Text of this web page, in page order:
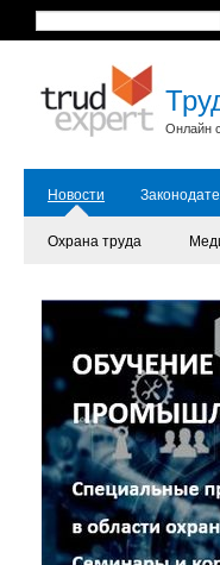
Онлайн
Новости
Охрана труда